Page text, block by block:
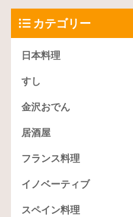
カテゴリー
日本料理
すし
金沢おでん
居酒屋
フランス料理
イノベーティブ
スペイン料理